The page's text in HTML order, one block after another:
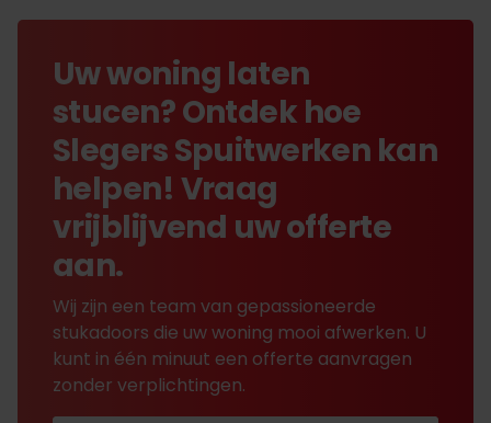
Uw woning laten
stucen? Ontdek hoe
Slegers Spuitwerken kan
helpen! Vraag
vrijblijvend uw offerte
aan.
Wij zijn een team van gepassioneerde
stukadoors die uw woning mooi afwerken. U
kunt in één minuut een offerte aanvragen
zonder verplichtingen.